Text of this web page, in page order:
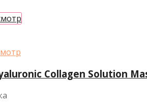
Collagen Solution